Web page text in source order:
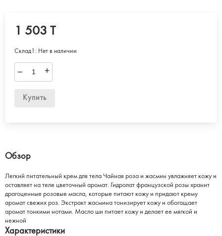
1 503 T
Склад1: Нет в наличии
– +
Купить
Обзор
Легкий питательный крем для тела Чайная роза и жасмин увлажняет кожу и
оставляет на теле цветочный аромат. Гидролат французской розы хранит
драгоценные розовые масла, которые питают кожу и придают крему
аромат свежих роз. Экстракт жасмина тонизирует кожу и обогащает
аромат тонкими нотами. Масло ши питает кожу и делает ее мягкой и
нежной
Характеристики